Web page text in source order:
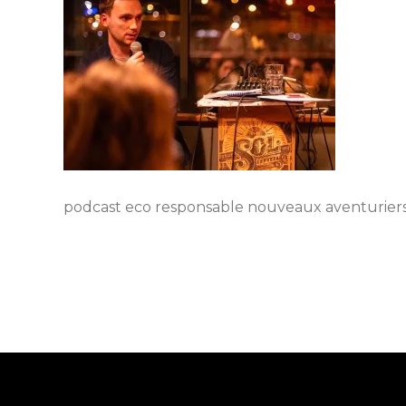
podcast eco responsable nouveaux